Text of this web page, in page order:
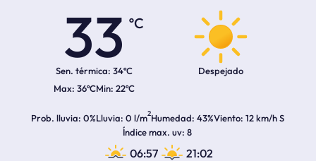
33
ºC
Sen. térmica: 34ºC
36ºC 22ºC
Despejado
Prob. lluvia 0%Lluvia 0 l/m2Humedad 43%Viento 12 km/h S
Índice max. uv 8
06:57 21:02